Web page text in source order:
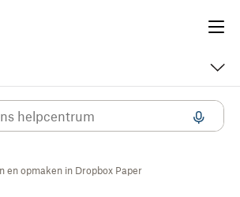
en opmaken in Dropbox Paper